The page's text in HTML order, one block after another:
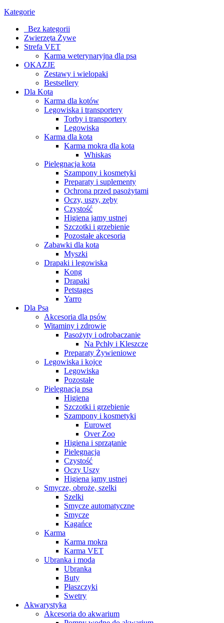
Kategorie
_Bez kategorii
Zwierzęta Żywe
Strefa VET
Karma weterynaryjna dla psa
OKAZJE
Zestawy i wielopaki
Bestsellery
Dla Kota
Karma dla kotów
Legowiska i transportery
Torby i transportery
Legowiska
Karma dla kota
Karma mokra dla kota
Whiskas
Pielęgnacja kota
Szampony i kosmetyki
Preparaty i suplementy
Ochrona przed pasożytami
Oczy, uszy, zęby
Czystość
Higiena jamy ustnej
Szczotki i grzebienie
Pozostałe akcesoria
Zabawki dla kota
Myszki
Drapaki i legowiska
Kong
Drapaki
Petstages
Yarro
Dla Psa
Akcesoria dla psów
Witaminy i zdrowie
Pasożyty i odrobaczanie
Na Pchły i Kleszcze
Preparaty Żywieniowe
Legowiska i kojce
Legowiska
Pozostałe
Pielęgnacja psa
Higiena
Szczotki i grzebienie
Szampony i kosmetyki
Eurowet
Over Zoo
Higiena i sprzątanie
Pielęgnacja
Czystość
Oczy Uszy
Higiena jamy ustnej
Smycze, obroże, szelki
Szelki
Smycze automatyczne
Smycze
Kagańce
Karma
Karma mokra
Karma VET
Ubranka i moda
Ubranka
Buty
Płaszczyki
Swetry
Akwarystyka
Akcesoria do akwarium